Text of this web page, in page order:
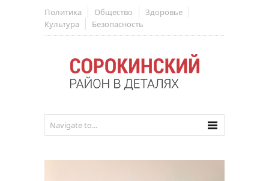
Политика Общество
Здоровье
Культура
Безопасность